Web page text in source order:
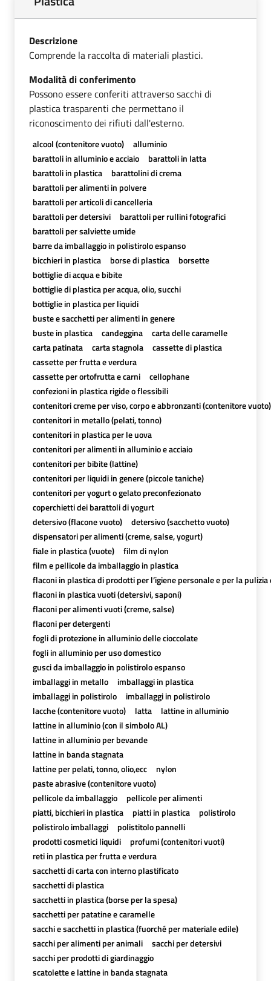
Descrizione
Comprende la raccolta di materiali plastici.
Modalità di conferimento
Possono essere conferiti attraverso sacchi di
plastica trasparenti che permettano il
riconoscimento dei rifiuti dall'esterno.
alcool (contenitore vuoto)
alluminio
barattoli in alluminio e acciaio
barattoli in latta
barattoli in plastica
barattolini di crema
barattoli per alimenti in polvere
barattoli per articoli di cancelleria
barattoli per detersivi
barattoli per rullini fotografici
barattoli per salviette umide
barre da imballaggio in polistirolo espanso
bicchieri in plastica
borse di plastica
borsette
bottiglie di acqua e bibite
bottiglie di plastica per acqua, olio, succhi
bottiglie in plastica per liquidi
buste e sacchetti per alimenti in genere
buste in plastica
candeggina
carta delle caramelle
carta patinata
carta stagnola
cassette di plastica
cassette per frutta e verdura
cassette per ortofrutta e carni
cellophane
confezioni in plastica rigide o flessibili
contenitori creme per viso, corpo e abbronzanti (contenitore vuoto)
contenitori in metallo (pelati, tonno)
contenitori in plastica per le uova
contenitori per alimenti in alluminio e acciaio
contenitori per bibite (lattine)
contenitori per liquidi in genere (piccole taniche)
contenitori per yogurt o gelato preconfezionato
coperchietti dei barattoli di yogurt
detersivo (flacone vuoto)
detersivo (sacchetto vuoto)
dispensatori per alimenti (creme, salse, yogurt)
fiale in plastica (vuote)
film di nylon
film e pellicole da imballaggio in plastica
flaconi in plastica di prodotti per l’igiene personale e per la pulizia
flaconi in plastica vuoti (detersivi, saponi)
flaconi per alimenti vuoti (creme, salse)
flaconi per detergenti
fogli di protezione in alluminio delle cioccolate
fogli in alluminio per uso domestico
gusci da imballaggio in polistirolo espanso
imballaggi in metallo
imballaggi in plastica
imballaggi in polistirolo
imballaggi in polistirolo
lacche (contenitore vuoto)
latta
lattine in alluminio
lattine in alluminio (con il simbolo AL)
lattine in alluminio per bevande
lattine in banda stagnata
lattine per pelati, tonno, olio,ecc
nylon
paste abrasive (contenitore vuoto)
pellicole da imballaggio
pellicole per alimenti
piatti, bicchieri in plastica
piatti in plastica
polistirolo
polistirolo imballaggi
polistitolo pannelli
prodotti cosmetici liquidi
profumi (contenitori vuoti)
reti in plastica per frutta e verdura
sacchetti di carta con interno plastificato
sacchetti di plastica
sacchetti in plastica (borse per la spesa)
sacchetti per patatine e caramelle
sacchi e sacchetti in plastica (fuorché per materiale edile)
sacchi per alimenti per animali
sacchi per detersivi
sacchi per prodotti di giardinaggio
scatolette e lattine in banda stagnata